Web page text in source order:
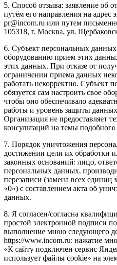
5. Способ отзыва: заявление об
путём его направления на адрес
pr@incom.ru или путем
105318, г. Москва, ул.
6. Субъект персональных данных
оборудованию прием этих
этих данных. При отказе от
ограничении приема данных
работать некорректно. Субъект
обязуется сам настроить свое
чтобы оно обеспечивало
работы и уровень защиты
Организация не предоставляет
консультаций на темы подобного
7. Порядок уничтожения
достижении цели их обработки
законных оснований: лицо,
персональных данных,
перезаписи (замена всех
«0») с составлением акта об
данных.
8. Я согласен/согласна
простой электронной подписи
выполнение мною следующего
https://www.incom.ru: нажатие
«К сайту подключен сервис
использует файлы cookie» на